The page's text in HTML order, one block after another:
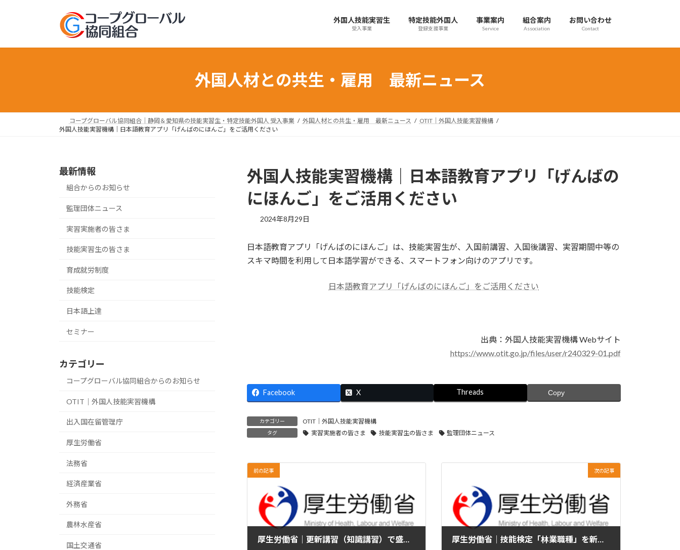
プ
動
外国人技能実習生
受入事業
特定技能外国人
登録支援事業
事業案内
Service
組合案内
Association
お問い合わせ
Contact
外国人材との共生・雇用 最新ニュース
コープグローバル協同組合｜静岡＆愛知県の技能実習生・特定技能外国人 受入事業 外国人材との共生・雇用 最新ニュース
OTIT｜外国人技能実習機構
外国人技能実習機構｜日本語教育アプリ「げんばのにほんご」をご活用ください
外国人技能実習機構｜日本語教育アプリ「げんばの
にほんご」をご活用ください
2024年8月29日
新
日
日本語教育アプリ「げんばのにほんご」は、技能実習生が、入国前講習、入国後講習、実習期間中等の
スキマ時間を利用して日本語学習ができる、スマートフォン向けのアプリです。
日本語教育アプリ「げんばのにほんご」をご活用ください
出典：外国人技能実習機構 Webサイト
https://www.otit.go.jp/files/user/r240329-01.pdf
Facebook X Threads Copy
カテゴリー OTIT｜外国人技能実習機構
タグ 実習実施者の皆さま 技能実習生の皆さま 監理団体ニュース
前の記事
厚生労働省｜更新講習（知識講習）で盛り込むべき項目について
次の記事
厚生労働省｜技能検定「林業職種」を新設しました
最新情報
組合からのお知らせ
監理団体ニュース
実習実施者の皆さま
技能実習生の皆さま
育成就労制度
技能検定
日本語上達
セミナー
カテゴリー
コープグローバル協同組合からのお知らせ
OTIT｜外国人技能実習機構
出入国在留管理庁
厚生労働省
法務省
経済産業省
外務省
農林水産省
国土交通省